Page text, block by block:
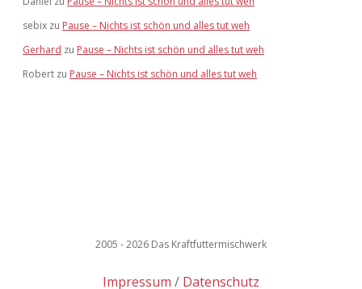
sebix zu Pause – Nichts ist schön und alles tut weh
Gerhard zu Pause – Nichts ist schön und alles tut weh
Robert zu Pause – Nichts ist schön und alles tut weh
2005 - 2026 Das Kraftfuttermischwerk
Impressum Datenschutz